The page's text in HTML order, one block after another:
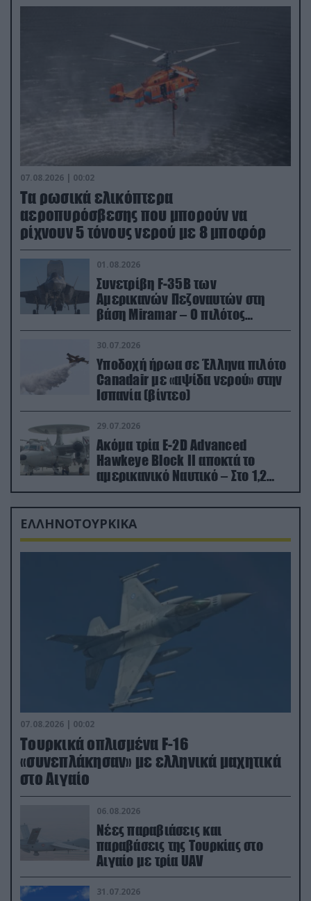
07.08.2026 | 00:02
Τα ρωσικά ελικόπτερα
αεροπυρόσβεσης που μπορούν να
ρίχνουν 5 τόνους νερού με 8 μποφόρ
01.08.2026
Συνετρίβη F-35B των
Αμερικανών Πεζοναυτών στη
βάση Miramar – Ο πιλότος
εκτινάχθηκε εγκαίρως
30.07.2026
Υποδοχή ήρωα σε Έλληνα πιλότο
Canadair με «αψίδα νερού» στην
Ισπανία (βίντεο)
29.07.2026
Ακόμα τρία E-2D Advanced
Hawkeye Block II αποκτά το
αμερικανικό Ναυτικό – Στο 1,2
δισ.δολάρια το κόστος
ΕΛΛΗΝΟΤΟΥΡΚΙΚΑ
07.08.2026 | 00:02
Τουρκικά οπλισμένα F-16
«συνεπλάκησαν» με ελληνικά μαχητικά
στο Αιγαίο
06.08.2026
Νέες παραβιάσεις και
παραβάσεις της Τουρκίας στο
Αιγαίο με τρία UAV
31.07.2026